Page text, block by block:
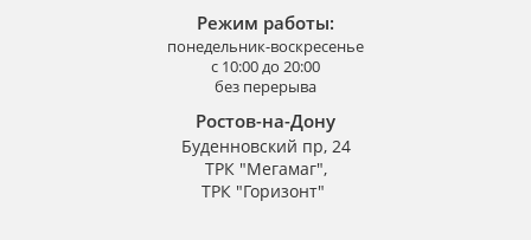
Режим работы:
понедельник-воскресенье
с 10:00 до 20:00
без перерыва
Ростов-на-Дону
Буденновский пр, 24
ТРК "Мегамаг",
ТРК "Горизонт"